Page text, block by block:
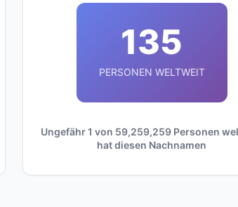
135
PERSONEN WELTWEIT
Ungefähr 1 von 59,259,259 Personen
hat diesen Nachnamen